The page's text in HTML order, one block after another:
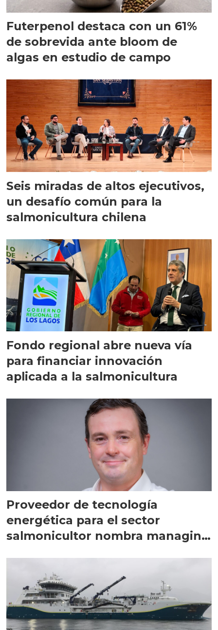
Futerpenol destaca con un 61%
de sobrevida ante bloom de
algas en estudio de campo
Seis miradas de altos ejecutivos,
un desafío común para la
salmonicultura chilena
Fondo regional abre nueva vía
para financiar innovación
aplicada a la salmonicultura
Proveedor de tecnología
energética para el sector
salmonicultor nombra managing